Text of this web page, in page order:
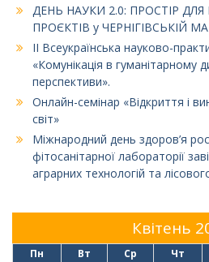
ДЕНЬ НАУКИ 2.0: ПРОСТІР
ПРОЄКТІВ у ЧЕРНІГІВСЬКІЙ
ІІ Всеукраїнська науково-
«Комунікація в гуманітарному
перспективи».
Онлайн-семінар «Відкриття і
світ»
Міжнародний день здоров’я
фітосанітарної лабораторії
аграрних технологій та
Квітень
Пн Вт Ср Чт